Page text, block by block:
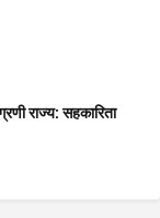
राज्य: सहकारिता